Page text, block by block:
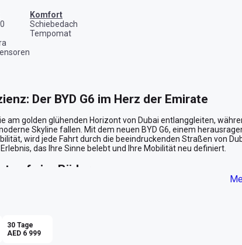
Komfort
Schiebedach
Tempomat
Der BYD G6 im Herz der Emirate
am golden glühenden Horizont von Dubai entlanggleiten,
Skyline fallen. Mit dem neuen BYD G6, einem
wird jede Fahrt durch die beeindruckenden Straßen von
das Ihre Sinne belebt und Ihre Mobilität neu definiert.
auf vier Rädern
silbernes Exterieur schimmert im Sonnenlicht der Emirate,
Design einen Hauch von Prestige ausstrahlt, der in den
Sie in einer Oase der Ruhe und Komfort — ein perfekter
Erkundungen und Geschäfte.
30 Tage
AED 6 999